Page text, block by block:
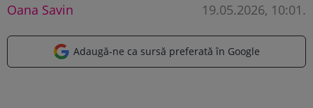
Oana Savin 19.05.2026, 10:01 .
Adaugă-ne ca sursă preferată în Google